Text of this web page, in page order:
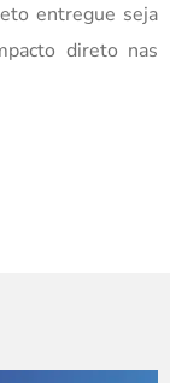
entregue seja
direto nas